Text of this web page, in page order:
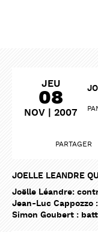
JEU
08
NOV | 2007
PARTAGER
JOELLE LEANDRE
Joëlle Léandre:
Jean-Luc
Simon Goubert :